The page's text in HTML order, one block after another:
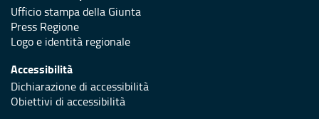
Ufficio stampa della Giunta
Press Regione
Logo e identità regionale
Accessibilità
Dichiarazione di accessibilità
Obiettivi di accessibilità